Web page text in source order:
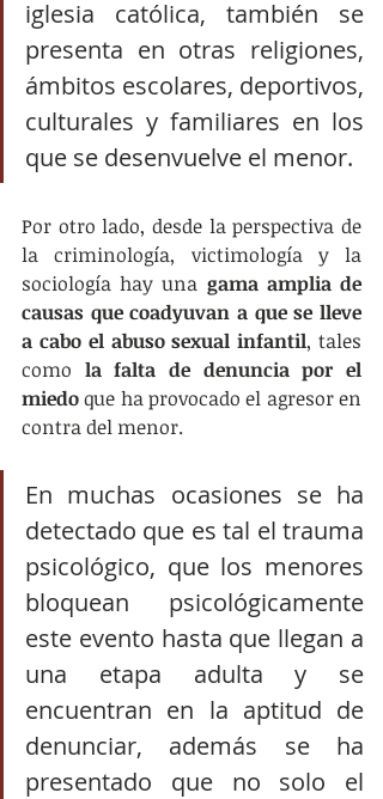
iglesia católica, también se
presenta en otras religiones,
ámbitos escolares, deportivos,
culturales y familiares en los
que se desenvuelve el menor.
Por otro lado, desde la perspectiva de
la criminología, victimología y la
sociología hay una gama amplia de
causas que coadyuvan a que se lleve
a cabo el abuso sexual infantil, tales
como la falta de denuncia por el
miedo que ha provocado el agresor en
contra del menor.
En muchas ocasiones se ha
detectado que es tal el trauma
psicológico, que los menores
bloquean psicológicamente
este evento hasta que llegan a
una etapa adulta y se
encuentran en la aptitud de
denunciar, además se ha
presentado que no solo el